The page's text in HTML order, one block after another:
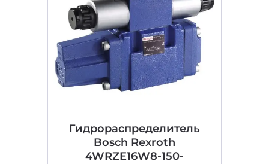
Гидрораспределитель
Bosch Rexroth
4WRZE16W8-150-